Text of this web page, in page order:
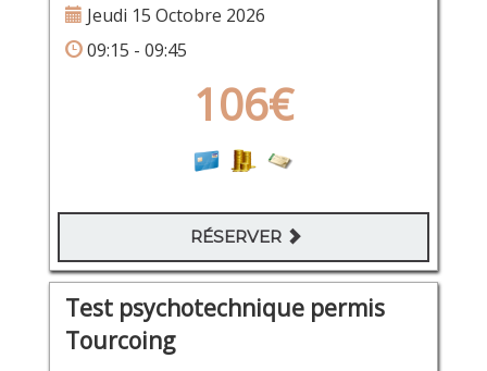
Jeudi 15 Octobre 2026
09:15 - 09:45
106€
RÉSERVER
Test psychotechnique permis
Tourcoing